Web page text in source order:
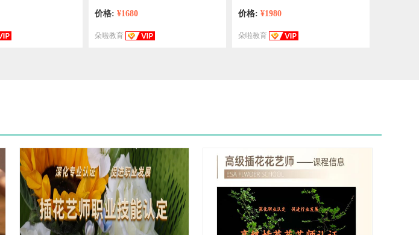
价格: ¥1680
朵啦教育
价格: ¥1980
朵啦教育